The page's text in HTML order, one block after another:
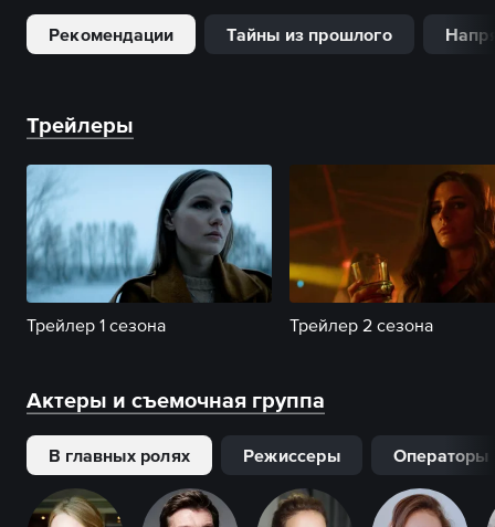
Рекомендации Тайны из прошлого
Трейлеры
Трейлер 1 сезона Трейлер 2 сезона
Актеры и съемочная группа
В главных ролях Режиссеры Операторы